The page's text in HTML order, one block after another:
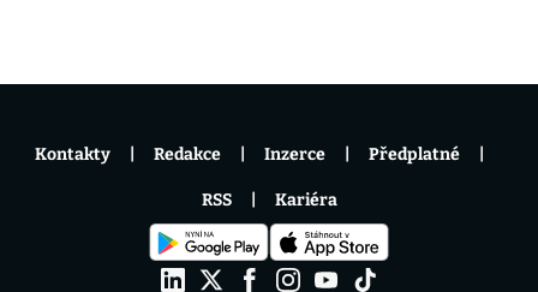
Kontakty Redakce Inzerce Předplatné
RSS Kariéra